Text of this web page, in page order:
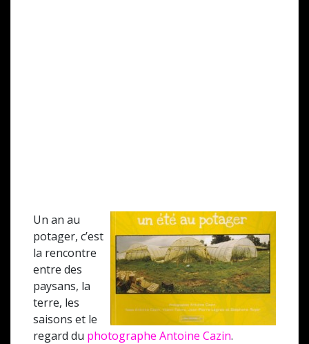
Un an au
potager, c’est
la rencontre
entre des
paysans, la
terre, les
saisons et le
regard du photographe Antoine Cazin.